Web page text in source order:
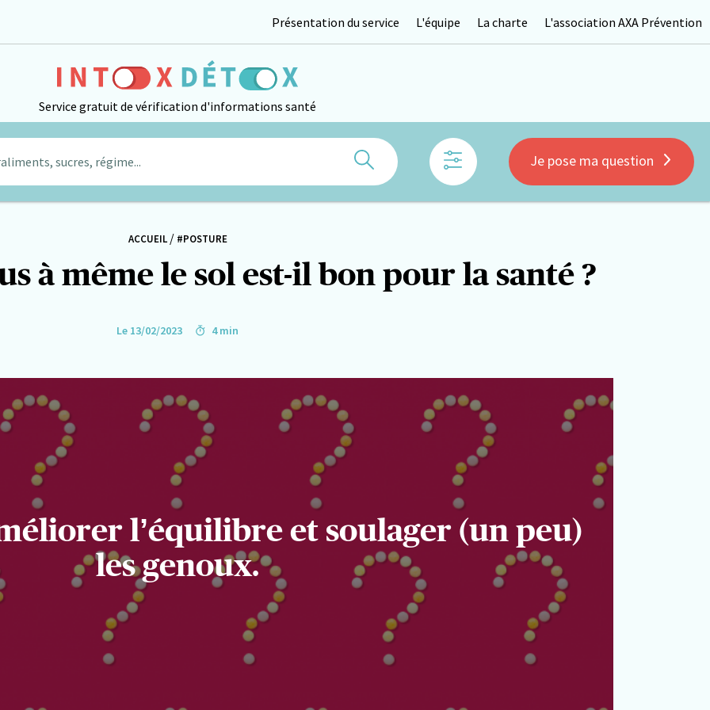
Service gratuit de vérification d'informations santé
Présentation du service L'équipe La charte L'association AXA Prévention
sucres, régime... Rechercher Je pose ma question
ACCUEIL/ #POSTURE
à même le sol est-il bon pour la santé ?
Le 13/02/2023 4 min
l’équilibre et soulager (un peu)
les genoux.